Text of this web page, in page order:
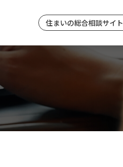
住まいの総合相談サイト